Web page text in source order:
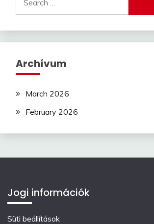
for:
Archívum
March 2026
February 2026
Jogi információk
Süti beállítások